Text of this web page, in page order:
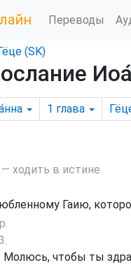
Переводы
(SK)
1 глава
ходить в истине
Гаию,
.
чтобы ты